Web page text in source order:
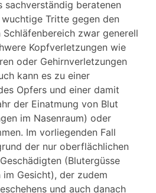
sachverständig beratenen
Tritte gegen den
zwar generell
Kopfverletzungen wie
oder Gehirnverletzungen
kann es zu einer
Opfers und einer damit
der Einatmung von Blut
im Nasenraum) oder
Im vorliegenden Fall
der nur oberflächlichen
(Blutergüsse
Gesicht), der zudem
und auch danach